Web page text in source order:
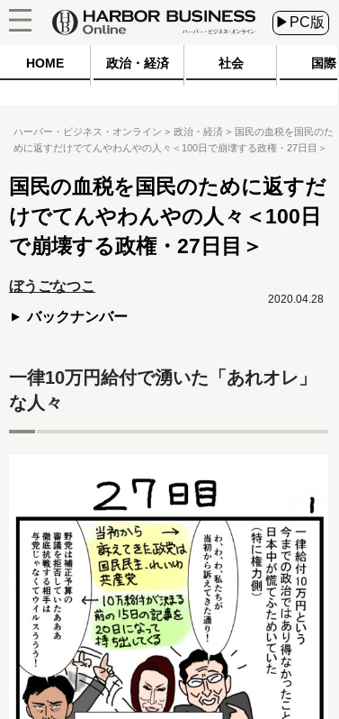
▶PC版
HOME 政治・経済 社会 国際
ハーバー・ビジネス・オンライン 政治・経済
国民の血税を国民のた
めに返すだけでてんやわんやの人々＜100日で崩壊する政権・27日目＞
国民の血税を国民のために返すだ
けでてんやわんやの人々＜100日
で崩壊する政権・27日目＞
ぼうごなつこ
バックナンバー
2020.04.28
一律10万円給付で湧いた「あれオレ」
な人々